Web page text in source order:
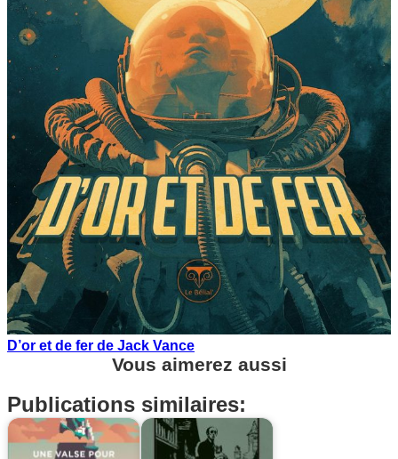
D’or et de fer de Jack Vance
Vous aimerez aussi
Publications similaires: